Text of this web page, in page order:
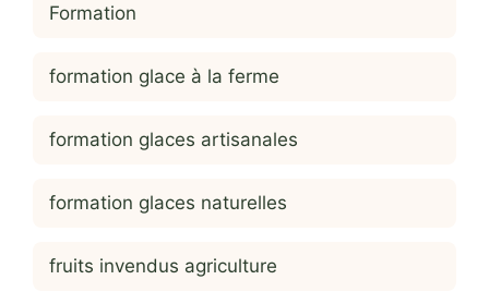
Formation
formation glace à la ferme
formation glaces artisanales
formation glaces naturelles
fruits invendus agriculture